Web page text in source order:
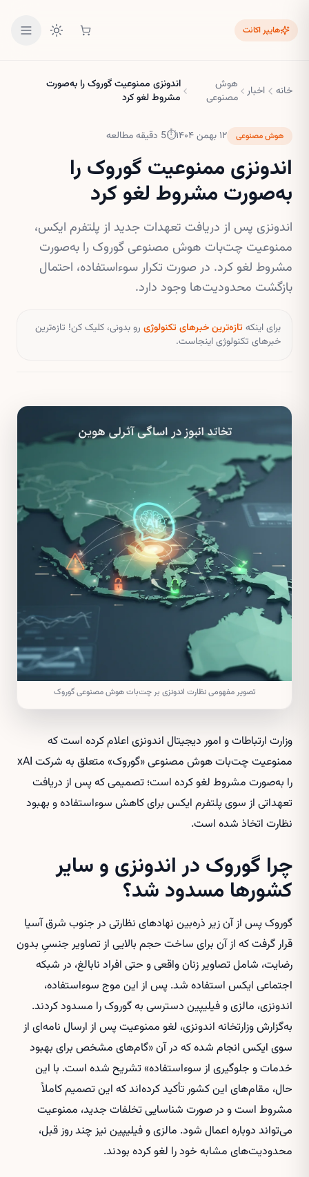
هایپر اکانت
خانه اخبار
هوش
مصنوعی
اندونزی ممنوعیت گوروک را به‌صورت
مشروط لغو کرد
هوش مصنوعی ۱۲ بهمن ۱۴۰۴ ⏱
5 دقیقه مطالعه
اندونزی ممنوعیت گوروک را
به‌صورت مشروط لغو کرد
اندونزی پس از دریافت تعهدات جدید از پلتفرم ایکس،
ممنوعیت چت‌بات هوش مصنوعی گوروک را به‌صورت
مشروط لغو کرد. در صورت تکرار سوءاستفاده، احتمال
بازگشت محدودیت‌ها وجود دارد.
برای اینکهتازه‌ترین خبرهای تکنولوژی رو بدونی، کلیک کن! تازه‌ترین
خبرهای تکنولوژی اینجاست.
تصویر مفهومی نظارت اندونزی بر چت‌بات هوش مصنوعی گوروک
وزارت ارتباطات و امور دیجیتال اندونزی اعلام کرده است که
ممنوعیت چت‌بات هوش مصنوعی «گوروک» متعلق به شرکت xAI
را به‌صورت مشروط لغو کرده است؛ تصمیمی که پس از دریافت
تعهداتی از سوی پلتفرم ایکس برای کاهش سوءاستفاده و بهبود
نظارت اتخاذ شده است.
چرا گوروک در اندونزی و سایر
کشورها مسدود شد؟
گوروک پس از آن زیر ذره‌بین نهادهای نظارتی در جنوب شرق آسیا
قرار گرفت که از آن برای ساخت حجم بالایی از تصاویر جنسیِ بدون
رضایت، شامل تصاویر زنان واقعی و حتی افراد نابالغ، در شبکه
اجتماعی ایکس استفاده شد. پس از این موج سوءاستفاده،
اندونزی، مالزی و فیلیپین دسترسی به گوروک را مسدود کردند.
به‌گزارش وزارتخانه اندونزی، لغو ممنوعیت پس از ارسال نامه‌ای از
سوی ایکس انجام شده که در آن «گام‌های مشخص برای بهبود
خدمات و جلوگیری از سوءاستفاده» تشریح شده است. با این
حال، مقام‌های این کشور تأکید کرده‌اند که این تصمیم کاملاً
مشروط است و در صورت شناسایی تخلفات جدید، ممنوعیت
می‌تواند دوباره اعمال شود. مالزی و فیلیپین نیز چند روز قبل،
محدودیت‌های مشابه خود را لغو کرده بودند.